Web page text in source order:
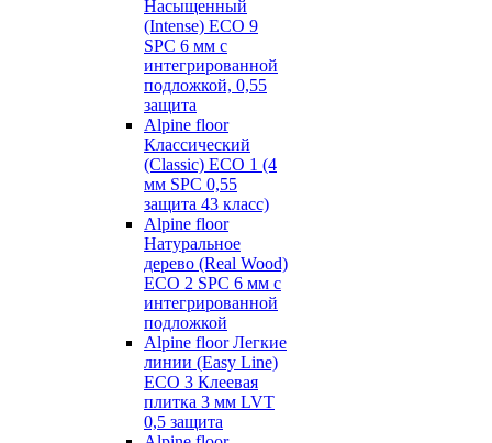
Насыщенный
(Intense) ECO 9
SPC 6 мм с
интегрированной
подложкой, 0,55
защита
Alpine floor
Классический
(Classic) ECO 1 (4
мм SPC 0,55
защита 43 класс)
Alpine floor
Натуральное
дерево (Real Wood)
ECO 2 SPC 6 мм с
интегрированной
подложкой
Alpine floor Легкие
линии (Easy Line)
ECO 3 Клеевая
плитка 3 мм LVT
0,5 защита